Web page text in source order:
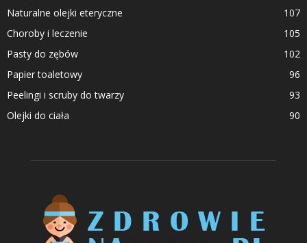
Naturalne olejki eteryczne
107
Choroby i leczenie
105
Pasty do zębów
102
Papier toaletowy
96
Peelingi i scruby do twarzy
93
Olejki do ciała
90